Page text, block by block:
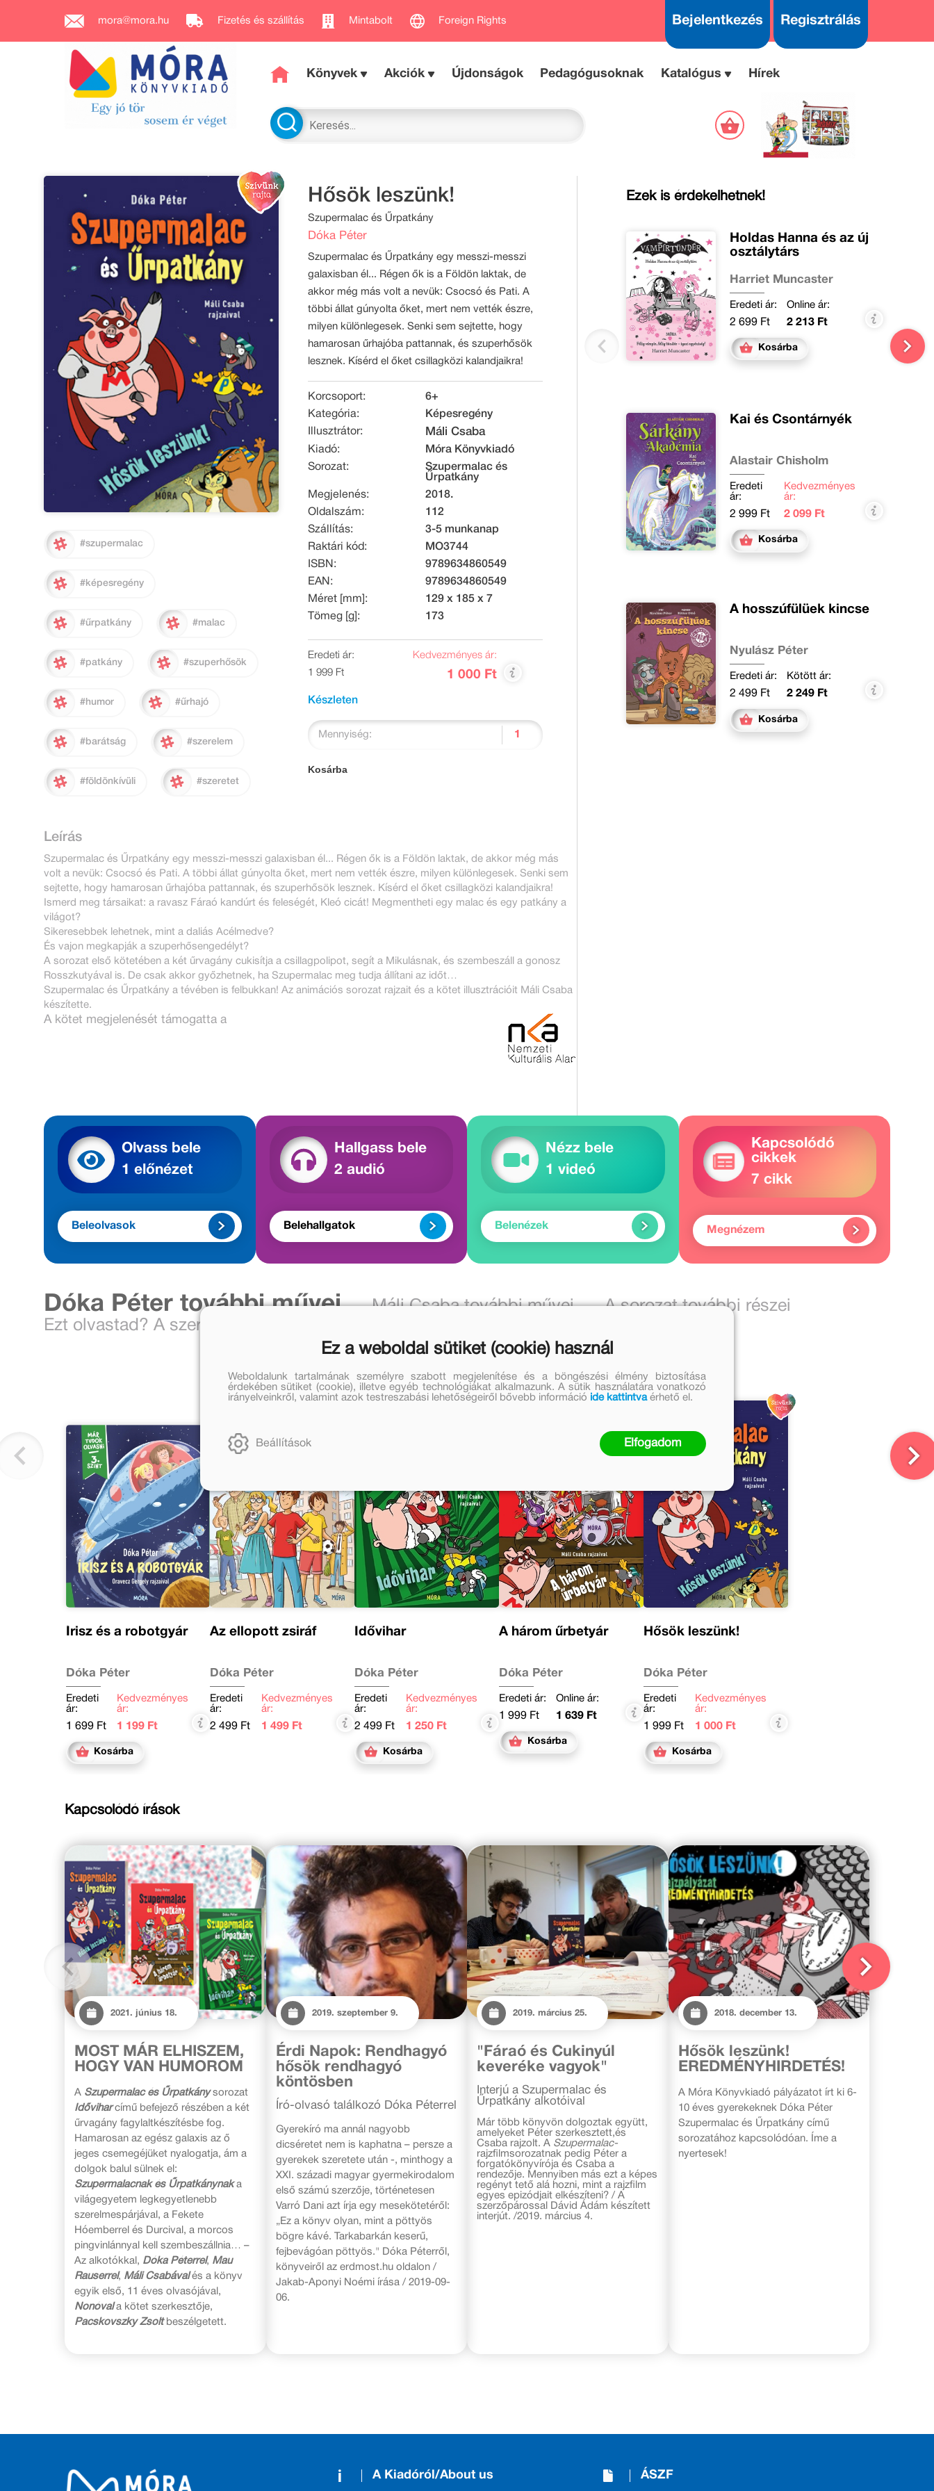
mora@mora.hu Fizetés és szállítás Mintabolt Foreign Rights Bejelentkezés Regisztrálás
Könyvek Akciók Újdonságok Pedagógusoknak Katalógus Hírek
#szupermalac
#képesregény
#űrpatkány #malac
#patkány #szuperhősök
#humor #űrhajó
#barátság #szerelem
#földönkívüli #szeretet
Hősök leszünk!
Szupermalac és Űrpatkány
Dóka Péter
Szupermalac és Űrpatkány egy messzi-messzi
galaxisban él... Régen ők is a Földön laktak, de
akkor még más volt a nevük: Csocsó és Pati. A
többi állat gúnyolta őket, mert nem vették észre,
milyen különlegesek. Senki sem sejtette, hogy
hamarosan űrhajóba pattannak, és szuperhősök
lesznek. Kísérd el őket csillagközi kalandjaikra!
Korcsoport:
6+
Kategória:
Képesregény
Illusztrátor:
Máli Csaba
Kiadó:
Móra Könyvkiadó
Sorozat:
Szupermalac és
Űrpatkány
Megjelenés:
2018.
Oldalszám:
112
Szállítás:
3-5 munkanap
Raktári kód:
MO3744
ISBN:
9789634860549
EAN:
9789634860549
Méret [mm]:
129 x 185 x 7
Tömeg [g]:
173
Eredeti ár:
1 999 Ft
Kedvezményes ár:
1 000 Ft
Készleten
Mennyiség:
Kosárba
Leírás
Szupermalac és Űrpatkány egy messzi-messzi galaxisban él... Régen ők is a Földön laktak, de akkor még más
volt a nevük: Csocsó és Pati. A többi állat gúnyolta őket, mert nem vették észre, milyen különlegesek. Senki sem
sejtette, hogy hamarosan űrhajóba pattannak, és szuperhősök lesznek. Kísérd el őket csillagközi kalandjaikra!
Ismerd meg társaikat: a ravasz Fáraó kandúrt és feleségét, Kleó cicát! Megmentheti egy malac és egy patkány a
világot?
Sikeresebbek lehetnek, mint a daliás Acélmedve?
És vajon megkapják a szuperhősengedélyt?
A sorozat első kötetében a két űrvagány cukisítja a csillagpolipot, segít a Mikulásnak, és szembeszáll a gonosz
Rosszkutyával is. De csak akkor győzhetnek, ha Szupermalac meg tudja állítani az időt…
Szupermalac és Űrpatkány a tévében is felbukkan! Az animációs sorozat rajzait és a kötet illusztrációit Máli Csaba
készítette.
A kötet megjelenését támogatta a
Ezek is érdekelhetnek!
Holdas Hanna és az új
osztálytárs
Harriet Muncaster
Eredeti ár:
2 699 Ft
Online ár:
2 213 Ft
Kosárba
Kai és Csontárnyék
Alastair Chisholm
Eredeti
ár:
2 999 Ft
Kedvezményes
ár:
2 099 Ft
Kosárba
A hosszúfülüek kincse
Nyulász Péter
Eredeti ár:
2 499 Ft
Kötött ár:
2 249 Ft
Kosárba
Olvass bele
1 előnézet
Beleolvasok
Hallgass bele
2 audió
Belehallgatok
Nézz bele
1 videó
Belenézek
Kapcsolódó
cikkek
7 cikk
Megnézem
Dóka Péter további művei Máli Csaba további művei
A sorozat további részei
Ezt olvastad? A szerkesztő ajánlja
Írisz és a robotgyár
Dóka Péter
Eredeti
ár:
1 699 Ft
Kedvezményes
ár:
1 199 Ft
Kosárba
Az ellopott zsiráf
Dóka Péter
Eredeti
ár:
2 499 Ft
Kedvezményes
ár:
1 499 Ft
Idővihar
Dóka Péter
Eredeti
ár:
2 499 Ft
Kedvezményes
ár:
1 250 Ft
Kosárba
A három űrbetyár
Dóka Péter
Eredeti ár:
1 999 Ft
Online ár:
1 639 Ft
Kosárba
Hősök leszünk!
Dóka Péter
Eredeti
ár:
1 999 Ft
Kedvezményes
ár:
1 000 Ft
Kosárba
Kapcsolódó írások
2021. június 18.
MOST MÁR ELHISZEM,
HOGY VAN HUMOROM
A Szupermalac és Űrpatkánysorozat
Időviharcímű befejező részében a két
űrvagány fagylaltkészítésbe fog.
Hamarosan az egész galaxis az ő
jeges csemegéjüket nyalogatja, ám a
dolgok balul sülnek el:
Szupermalacnak és Űrpatkánynaka
világegyetem legkegyetlenebb
szerelmespárjával, a Fekete
Hóemberrel és Durcival, a morcos
pingvinlánnyal kell szembeszállnia… –
Az alkotókkal, Dóka Péterrel, Mau
Rauserrel, Máli Csabávalés a könyv
egyik első, 11 éves olvasójával,
Nonóvala kötet szerkesztője,
Pacskovszky Zsoltbeszélgetett.
2019. szeptember 9.
Érdi Napok: Rendhagyó
hősök rendhagyó
köntösben
Író-olvasó találkozó Dóka Péterrel
Gyerekíró ma annál nagyobb
dicséretet nem is kaphatna – persze a
gyerekek szeretete után -, minthogy a
XXI. századi magyar gyermekirodalom
első számú szerzője, történetesen
Varró Dani azt írja egy mesekötetéről:
„Ez a könyv olyan, mint a pöttyös
bögre kávé. Tarkabarkán keserű,
fejbevágóan pöttyös." Dóka Péterről,
könyveiről az erdmost.hu oldalon /
Jakab-Aponyi Noémi írása / 2019-09-
06.
2019. március 25.
"Fáraó és Cukinyúl
keveréke vagyok"
Interjú a Szupermalac és
Űrpatkány alkotóival
Már több könyvön dolgoztak együtt,
amelyeket Péter szerkesztett,és
Csaba rajzolt. A Szupermalac-
rajzfilmsorozatnak pedig Péter a
forgatókönyvírója és Csaba a
rendezője. Mennyiben más ezt a képes
regényt tető alá hozni, mint a rajzfilm
egyes epizódjait elkészíteni? / A
szerzőpárossal Dávid Ádám készített
interjút. /2019. március 4.
2018. december 13.
Hősök leszünk!
EREDMÉNYHIRDETÉS!
A Móra Könyvkiadó pályázatot írt ki 6-
10 éves gyerekeknek Dóka Péter
Szupermalac és Űrpatkány című
sorozatához kapcsolódóan. Íme a
nyertesek!
A Kiadóról/About us ÁSZF
Ez a weboldal sütiket (cookie) használ
Weboldalunk tartalmának személyre szabott megjelenítése és a böngészési élmény biztosítása
érdekében sütiket (cookie), illetve egyéb technológiákat alkalmazunk. A sütik használatára vonatkozó
irányelveinkről, valamint azok testreszabási lehetőségeiről bővebb információ ide kattintvaérhető el.
Beállítások Elfogadom